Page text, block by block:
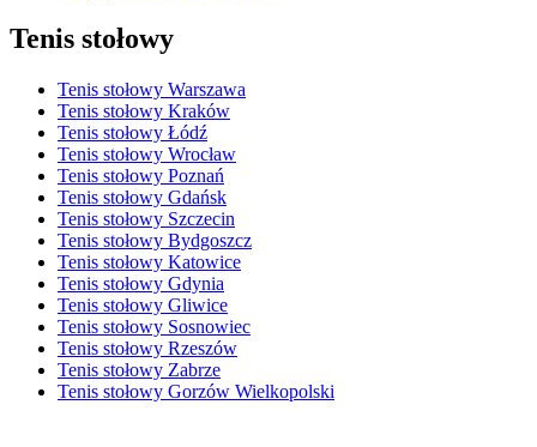
Tenis stołowy
Tenis stołowy Warszawa
Tenis stołowy Kraków
Tenis stołowy Łódź
Tenis stołowy Wrocław
Tenis stołowy Poznań
Tenis stołowy Gdańsk
Tenis stołowy Szczecin
Tenis stołowy Bydgoszcz
Tenis stołowy Katowice
Tenis stołowy Gdynia
Tenis stołowy Gliwice
Tenis stołowy Sosnowiec
Tenis stołowy Rzeszów
Tenis stołowy Zabrze
Tenis stołowy Gorzów Wielkopolski